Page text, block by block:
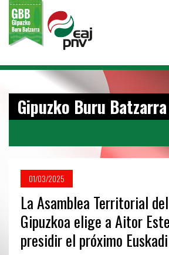
Gipuzko Buru Batzarra
01/03/2025
La Asamblea Territorial
Gipuzkoa elige a Aitor
presidir el próximo